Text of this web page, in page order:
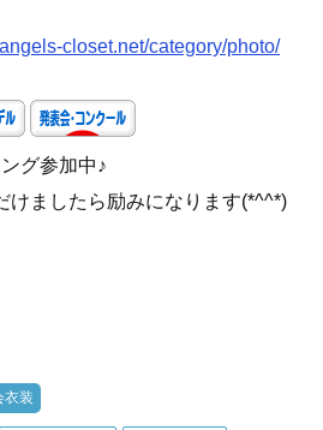
closet.net/category/photo/
グ参加中♪
けましたら励みになります(*^^*)
衣装